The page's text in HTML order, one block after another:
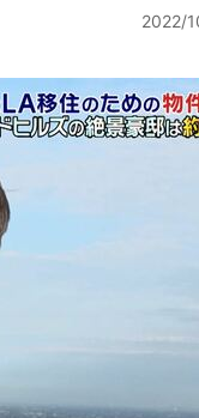
2022/